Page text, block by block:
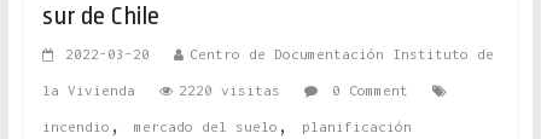
sur de Chile
2022-03-20 Centro de Documentación Instituto de
la Vivienda 2220 visitas 0 Comment
incendio , mercado del suelo , planificación